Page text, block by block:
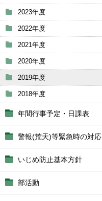
2023年度
2022年度
2021年度
2020年度
2019年度
2018年度
年間行事予定・日課表
警報(荒天)等緊急時の対応
いじめ防止基本方針
部活動